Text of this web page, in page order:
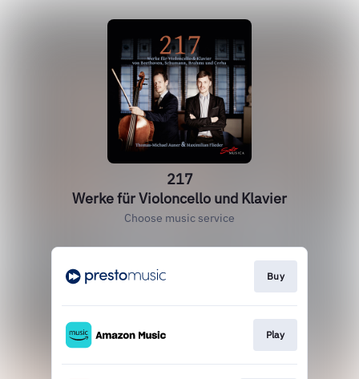
217
Werke für Violoncello und Klavier
Choose music service
Buy
Play